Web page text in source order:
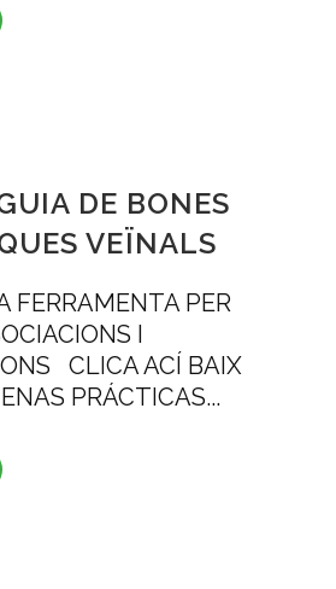
DE BONES
VEÏNALS
FERRAMENTA PER
I
CLICA ACÍ BAIX
PRÁCTICAS...